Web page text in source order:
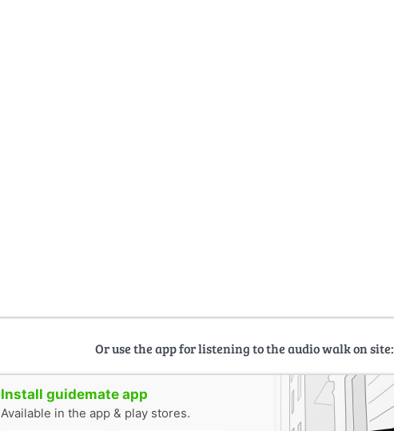
Or use the app for listening to the audio walk on site:
Install guidemate app
Available in the app & play stores.